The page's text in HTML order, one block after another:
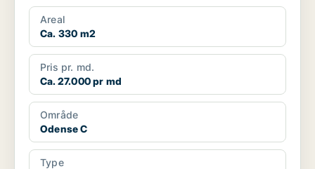
Areal
Ca. 330 m2
Pris pr. md.
Ca. 27.000 pr md
Område
Odense C
Type